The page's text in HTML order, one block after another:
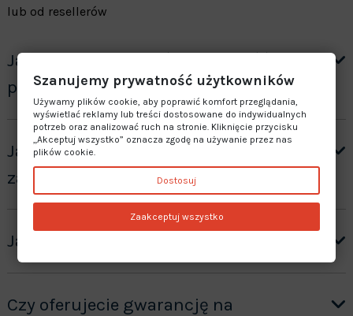
lub od resellerów
Jak mogę sprawdzić dostępność
produktu?
Jak otrzymać wycenę produktów ”na
zamówienie”?
Jaki jest czas realizacji zamówienia?
Czy oferujecie gwarancję na
Szanujemy prywatność użytkowników
Używamy plików cookie, aby poprawić komfort przeglądania,
wyświetlać reklamy lub treści dostosowane do indywidualnych
potrzeb oraz analizować ruch na stronie. Kliknięcie przycisku
„Akceptuj wszystko” oznacza zgodę na używanie przez nas
plików cookie.
Dostosuj
Zaakceptuj wszystko